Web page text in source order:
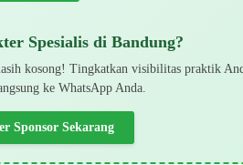
Spesialis di Bandung?
kosong! Tingkatkan visibilitas praktik
ke WhatsApp Anda.
Sponsor Sekarang